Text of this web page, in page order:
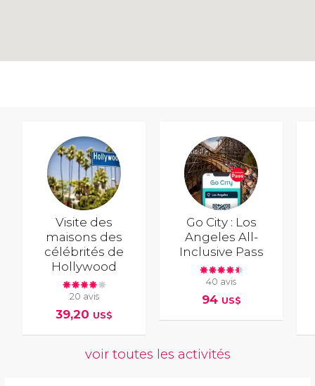
Visite des
maisons des
célébrités de
Hollywood
20 avis
39,20 US$
Go City : Los
Angeles All-
Inclusive Pass
40 avis
94 US$
voir toutes les activités